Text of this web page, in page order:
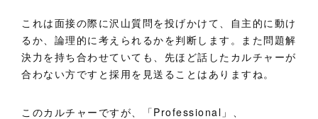
これは面接の際に沢山質問を投げかけて、自主的に動け
るか、論理的に考えられるかを判断します。また問題解
決力を持ち合わせていても、先ほど話したカルチャーが
合わない方ですと採用を見送ることはありますね。
このカルチャーですが、「Professional」、